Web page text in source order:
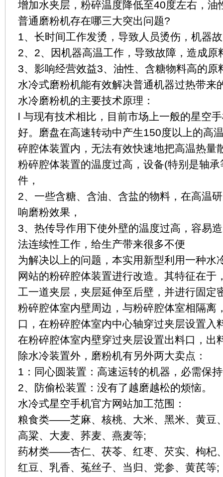
增加水夹层，粉碎温度降低至40度左右，
普通磨粉机存在哪三大突出问题?
1、长时间工作发烫，导致人员烫伤，机器
2、2、因机器高温工作，导致故障，造成原
3、影响经营效益3、油性、含糖物料高的原
水冷式磨粉机能有效解决普通机器过热带来
水冷磨粉机的主要技术原理：
l 与现有技术相比，目前市场上一般的星空
好。磨盘在高速转动中产生150度以上的高
碎腔体装置内，无法有效快速地把高温热量
粉碎腔体装置的温度过高，设备(特别是轴
件，
2、一些含糖、含油、含盐的物料，在高温
响磨粉效果，
3、热传导作用下使外壁的温度过高，容易
法连续性工作，给生产带来很多不便
为解决以上的问题，本实用新型利用一种水
网站的粉碎腔体装置进行改造。其特征在于
工一道夹层，夹层延伸至后壁，并进行固定
粉碎腔体室内壁周边，与粉碎腔体室相隔离
口，在粉碎腔体室内中心轴穿过夹层设置入
在粉碎腔体室内壁穿过夹层设置出料口，出
除水冷装置外，磨粉机有另外两大卖点：
1：同心圆装置：高速运转的机器，必需保
2、防偷松装置：没有了越磨越松的烦恼。
水冷式星空手机官方网站加工范围：
粮食类——芝麻、核桃、大米、黑米、黄豆
高粱、大麦、荞麦、燕麦等;
药材类——杏仁、茯苓、红枣、芡实、枸杞
红豆、乳香、菟丝子、当归、党参、黄芪等;